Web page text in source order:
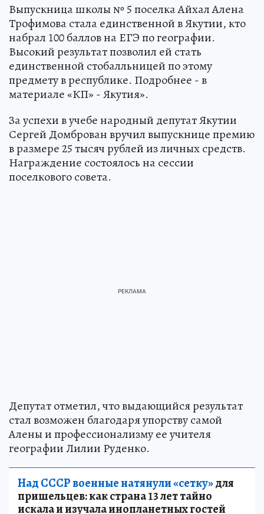
Выпускница школы № 5 поселка Айхал Алена
Трофимова стала единственной в Якутии, кто
набрал 100 баллов на ЕГЭ по географии.
Высокий результат позволил ей стать
единственной стобалльницей по этому
предмету в республике. Подробнее - в
материале «КП» - Якутия».
За успехи в учебе народный депутат Якутии
Сергей Домброван вручил выпускнице премию
в размере 25 тысяч рублей из личных средств.
Награждение состоялось на сессии
поселкового совета.
Депутат отметил, что выдающийся результат
стал возможен благодаря упорству самой
Алены и профессионализму ее учителя
географии Лилии Руденко.
Над СССР военные натянули «сетку»для
пришельцев: как страна 13 лет тайно
искала и изучала инопланетных гостей